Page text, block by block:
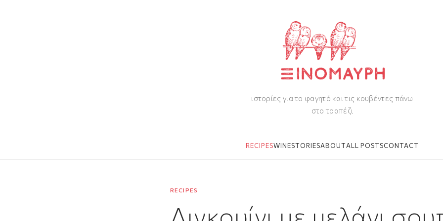
ιστορίες για το φαγητό και τις κουβέντες πάνω
στο τραπέζι
RECIPESWINESTORIESABOUTALL POSTSCONTACT
RECIPES